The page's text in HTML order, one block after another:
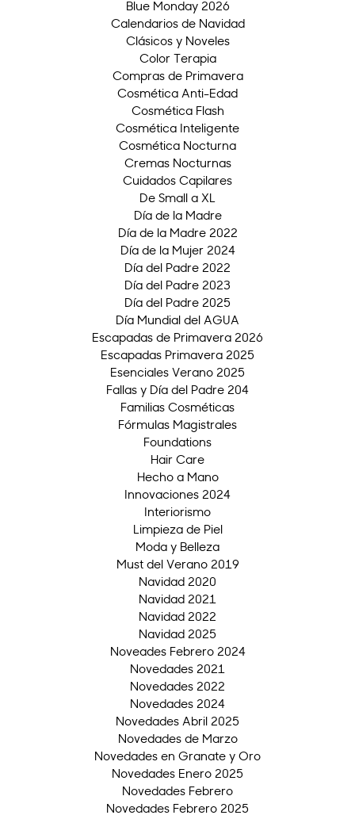
Blue Monday 2026
Calendarios de Navidad
Clásicos y Noveles
Color Terapia
Compras de Primavera
Cosmética Anti-Edad
Cosmética Flash
Cosmética Inteligente
Cosmética Nocturna
Cremas Nocturnas
Cuidados Capilares
De Small a XL
Día de la Madre
Día de la Madre 2022
Día de la Mujer 2024
Día del Padre 2022
Día del Padre 2023
Día del Padre 2025
Día Mundial del AGUA
Escapadas de Primavera 2026
Escapadas Primavera 2025
Esenciales Verano 2025
Fallas y Día del Padre 204
Familias Cosméticas
Fórmulas Magistrales
Foundations
Hair Care
Hecho a Mano
Innovaciones 2024
Interiorismo
Limpieza de Piel
Moda y Belleza
Must del Verano 2019
Navidad 2020
Navidad 2021
Navidad 2022
Navidad 2025
Noveades Febrero 2024
Novedades 2021
Novedades 2022
Novedades 2024
Novedades Abril 2025
Novedades de Marzo
Novedades en Granate y Oro
Novedades Enero 2025
Novedades Febrero
Novedades Febrero 2025